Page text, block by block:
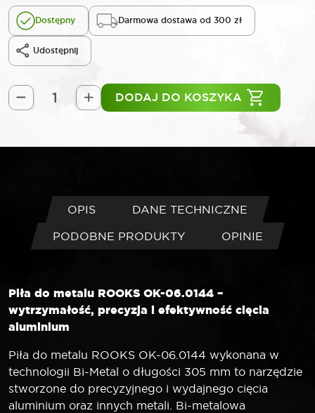
Dostępny Darmowa dostawa od 300 zł
Udostępnij
ilość
Metal
mm
DODAJ DO KOSZYKA
OPIS
DANE TECHNICZNE
PODOBNE PRODUKTY
OPINIE
Piła do metalu ROOKS OK-06.0144 –
wytrzymałość, precyzja i efektywność cięcia
aluminium
Piła do metalu ROOKS OK-06.0144 wykonana w
technologii Bi-Metal o długości 305 mm to narzędzie
stworzone do precyzyjnego i wydajnego cięcia
aluminium oraz innych metali. Bi-metalowa